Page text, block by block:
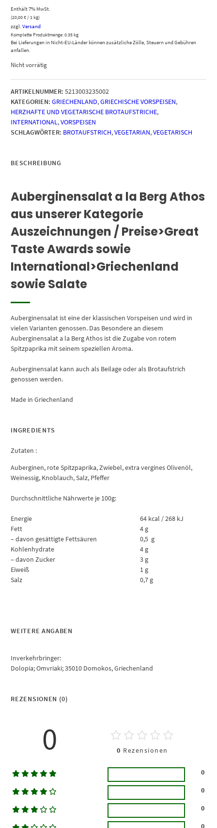
Enthält 7% MwSt.
(20,00€/ 1 kg)
zzgl.Versand
Komplette Produktmenge: 0.35 kg
Bei Lieferungen in Nicht-EU-Länder können zusätzliche Zölle, Steuern und Gebühren
anfallen.
Nicht vorrätig
ARTIKELNUMMER: 5213003235002
KATEGORIEN: GRIECHENLAND,GRIECHISCHE VORSPEISEN,
HERZHAFTE UND VEGETARISCHE BROTAUFSTRICHE,
INTERNATIONAL,VORSPEISEN
SCHLAGWÖRTER: BROTAUFSTRICH,VEGETARIAN,VEGETARISCH
BESCHREIBUNG
Auberginensalat a la Berg Athos
aus unserer Kategorie
Auszeichnungen / Preise>Great
Taste Awards sowie
International>Griechenland
sowie Salate
Auberginensalat ist eine der klassischen Vorspeisen und wird in
vielen Varianten genossen. Das Besondere an diesem
Auberginensalat a la Berg Athos ist die Zugabe von rotem
Spitzpaprika mit seinem speziellen Aroma.
Auberginensalat kann auch als Beilage oder als Brotaufstrich
genossen werden.
Made in Griechenland
INGREDIENTS
Zutaten :
Auberginen, rote Spitzpaprika, Zwiebel, extra vergines Olivenöl,
Weinessig, Knoblauch, Salz, Pfeffer
Durchschnittliche Nährwerte je 100g:
Energie
64 kcal / 268 kJ
Fett
– davon gesättigte Fettsäuren
4 g
0,5 g
Kohlenhydrate
– davon Zucker
4 g
3 g
Eiweiß
1 g
Salz
0,7 g
WEITERE ANGABEN
Inverkehrbringer:
Dolopia; Omvriaki; 35010 Domokos, Griechenland
REZENSIONEN (0)
0 0 Rezensionen
0
0
0
0